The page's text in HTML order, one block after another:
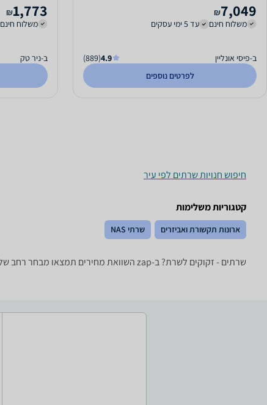
7,049
₪
משלוח חינם
עד 5 ימי עסקים
ב-פיסי אונליין 4.9
(889)
לפרטים נוספים
1,773
₪
משלוח חינם
ב-ניר טק
חיפוש חנויות שרתים לפי עיר
קטגוריות משלימות
ארונות תקשורת ואביזרים שרתי NAS
שרתים - זקוקים לשרת? ב-zap השוואת מחירים תמצאו מבחר רחב של שרתים ושרתי אחסון של מיטב היצרנים: IBM, HP, QNAP, Supermicro ועוד.